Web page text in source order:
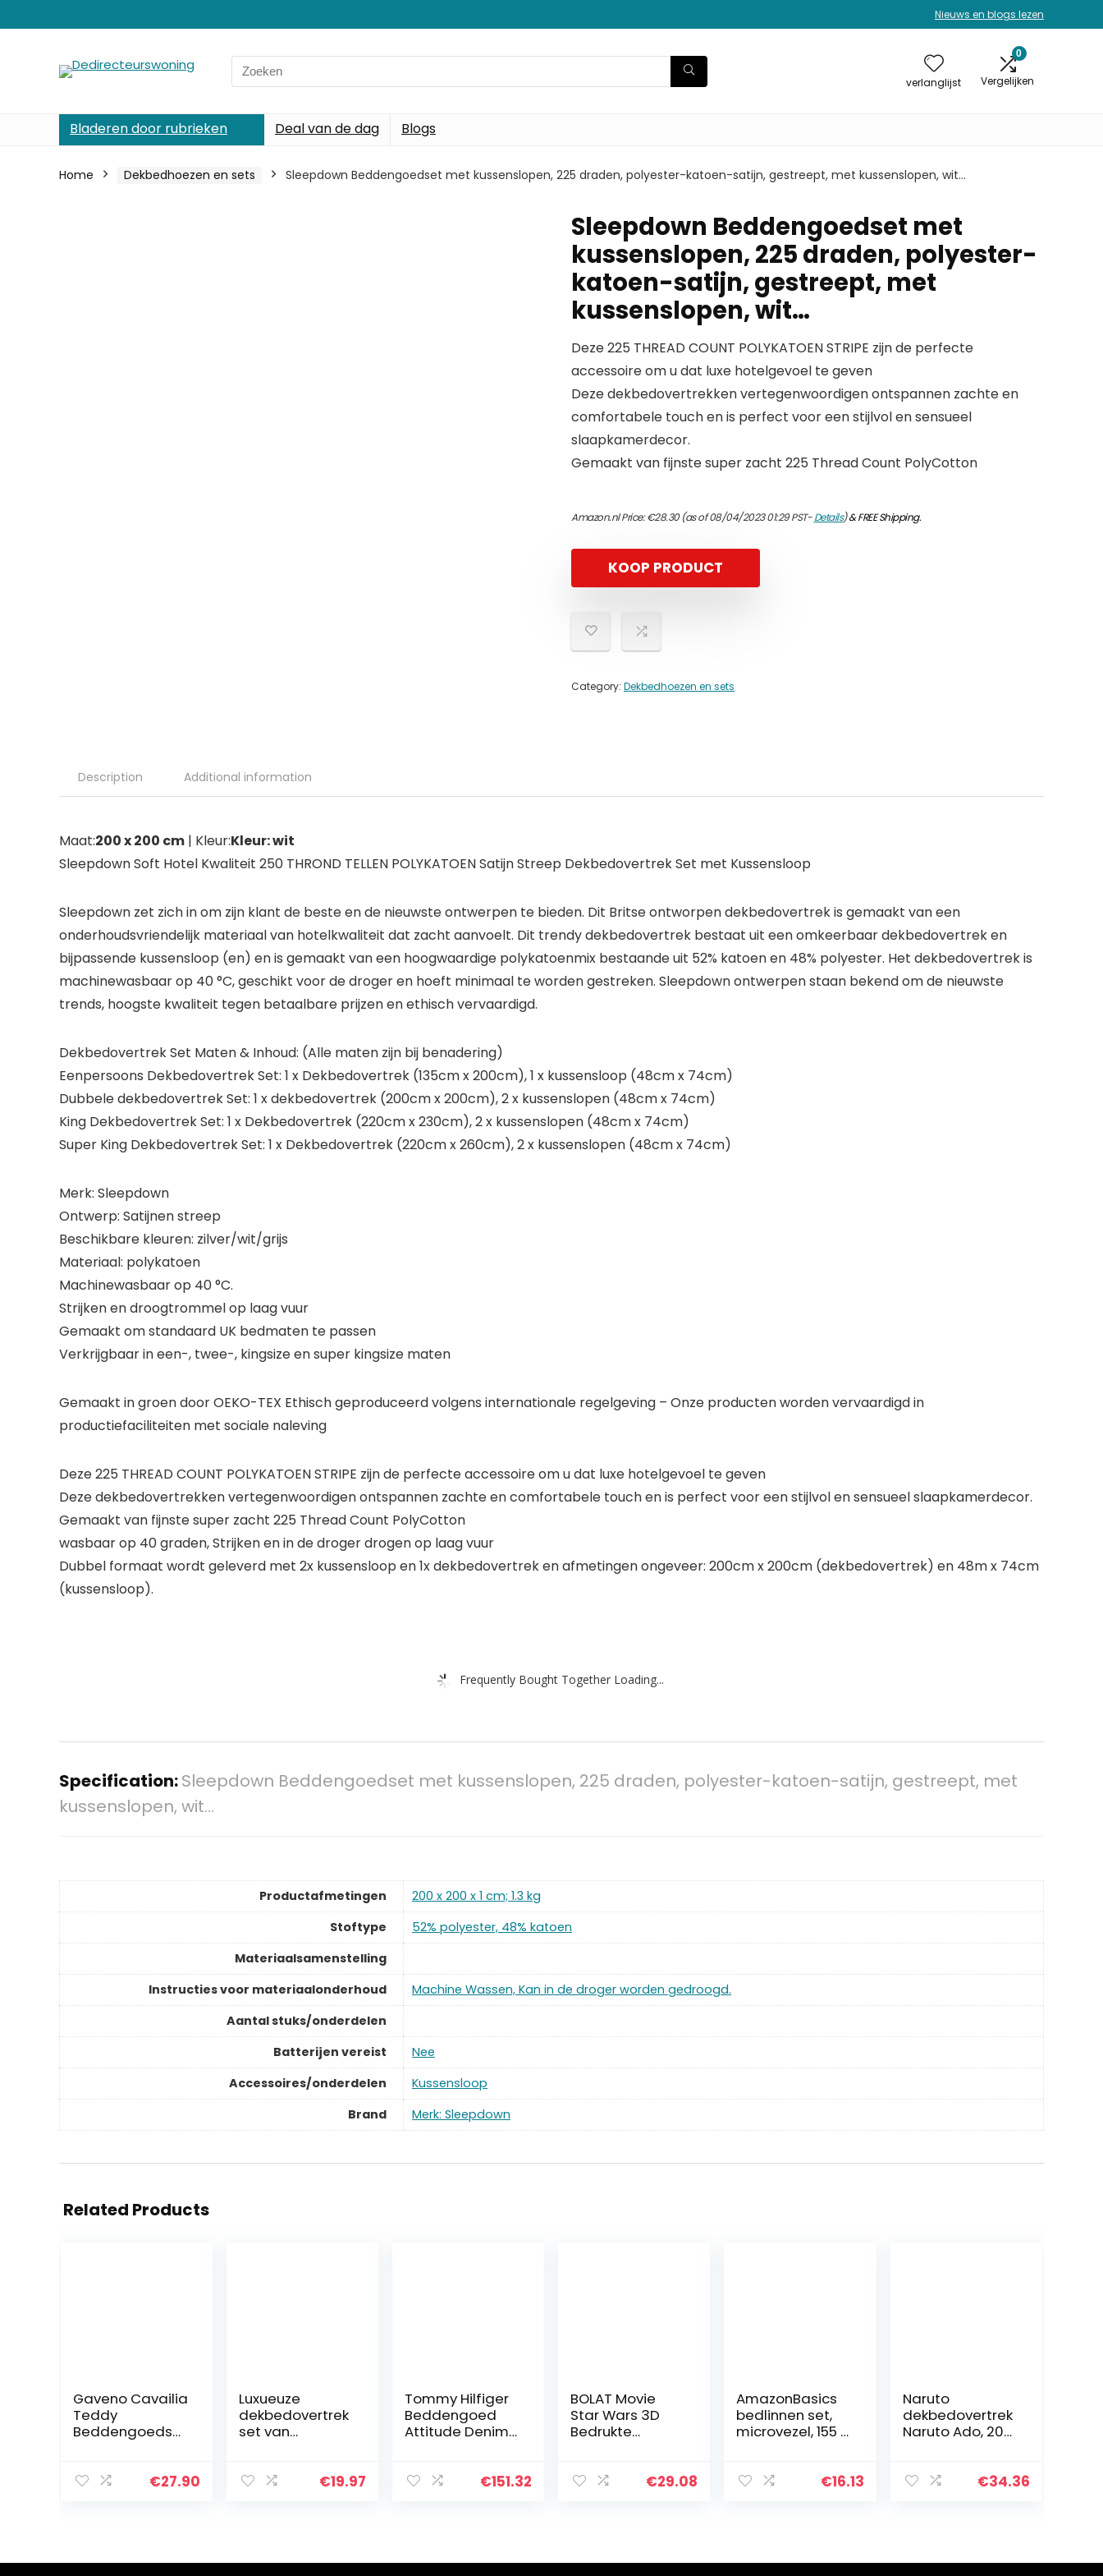
Nieuws en blogs lezen
Search
for:
verlanglijst
0
Vergelijken
Bladeren door rubrieken Deal van de dag Blogs
Home Dekbedhoezen en sets Sleepdown Beddengoedset met kussenslopen, 225 draden, polyester-katoen-satijn, gestreept, met kussenslopen, wit…
Sleepdown Beddengoedset met
kussenslopen, 225 draden, polyester-
katoen-satijn, gestreept, met
kussenslopen, wit…
Deze 225 THREAD COUNT POLYKATOEN STRIPE zijn de perfecte
accessoire om u dat luxe hotelgevoel te geven
Deze dekbedovertrekken vertegenwoordigen ontspannen zachte en
comfortabele touch en is perfect voor een stijlvol en sensueel
slaapkamerdecor.
Gemaakt van fijnste super zacht 225 Thread Count PolyCotton
Amazon.nl Price:€28.30(as of 08/04/2023 01:29 PST-Details)&FREE Shipping.
KOOP PRODUCT
Category: Dekbedhoezen en sets
Description Additional information
Maat:200 x 200 cm | Kleur:Kleur: wit
Sleepdown Soft Hotel Kwaliteit 250 THROND TELLEN POLYKATOEN Satijn Streep Dekbedovertrek Set met Kussensloop
Sleepdown zet zich in om zijn klant de beste en de nieuwste ontwerpen te bieden. Dit Britse ontworpen dekbedovertrek is gemaakt van een
onderhoudsvriendelijk materiaal van hotelkwaliteit dat zacht aanvoelt. Dit trendy dekbedovertrek bestaat uit een omkeerbaar dekbedovertrek en
bijpassende kussensloop (en) en is gemaakt van een hoogwaardige polykatoenmix bestaande uit 52% katoen en 48% polyester. Het dekbedovertrek is
machinewasbaar op 40 °C, geschikt voor de droger en hoeft minimaal te worden gestreken. Sleepdown ontwerpen staan bekend om de nieuwste
trends, hoogste kwaliteit tegen betaalbare prijzen en ethisch vervaardigd.
Dekbedovertrek Set Maten & Inhoud: (Alle maten zijn bij benadering)
Eenpersoons Dekbedovertrek Set: 1 x Dekbedovertrek (135cm x 200cm), 1 x kussensloop (48cm x 74cm)
Dubbele dekbedovertrek Set: 1 x dekbedovertrek (200cm x 200cm), 2 x kussenslopen (48cm x 74cm)
King Dekbedovertrek Set: 1 x Dekbedovertrek (220cm x 230cm), 2 x kussenslopen (48cm x 74cm)
Super King Dekbedovertrek Set: 1 x Dekbedovertrek (220cm x 260cm), 2 x kussenslopen (48cm x 74cm)
Merk: Sleepdown
Ontwerp: Satijnen streep
Beschikbare kleuren: zilver/wit/grijs
Materiaal: polykatoen
Machinewasbaar op 40 °C.
Strijken en droogtrommel op laag vuur
Gemaakt om standaard UK bedmaten te passen
Verkrijgbaar in een-, twee-, kingsize en super kingsize maten
Gemaakt in groen door OEKO-TEX Ethisch geproduceerd volgens internationale regelgeving – Onze producten worden vervaardigd in
productiefaciliteiten met sociale naleving
Deze 225 THREAD COUNT POLYKATOEN STRIPE zijn de perfecte accessoire om u dat luxe hotelgevoel te geven
Deze dekbedovertrekken vertegenwoordigen ontspannen zachte en comfortabele touch en is perfect voor een stijlvol en sensueel slaapkamerdecor.
Gemaakt van fijnste super zacht 225 Thread Count PolyCotton
wasbaar op 40 graden, Strijken en in de droger drogen op laag vuur
Dubbel formaat wordt geleverd met 2x kussensloop en 1x dekbedovertrek en afmetingen ongeveer: 200cm x 200cm (dekbedovertrek) en 48m x 74cm
(kussensloop).
Frequently Bought Together Loading...
Specification:Sleepdown Beddengoedset met kussenslopen, 225 draden, polyester-katoen-satijn, gestreept, met
kussenslopen, wit…
Productafmetingen
‎200 x 200 x 1 cm; 1.3 kg
Stoftype
‎52% polyester, 48% katoen
Materiaalsamenstelling
Instructies voor materiaalonderhoud
‎Machine Wassen, Kan in de droger worden gedroogd.
Aantal stuks/onderdelen
Batterijen vereist
‎Nee
Accessoires/onderdelen
‎Kussensloop
Brand
Merk: Sleepdown
Related Products
Gaveno Cavailia
Teddy
Beddengoedset
pluizig, luxe €27.90
Luxueuze
dekbedovertrek
set van
AmazonBasics –
€19.97
Tommy Hilfiger
Beddengoed
Attitude Denim 1
kussensloop 80
€151.32
BOLAT Movie
Star Wars 3D
Bedrukte
microvezel met
€29.08
AmazonBasics
bedlinnen set,
microvezel, 155 x
eenvoudig
€16.13
Naruto
dekbedovertrek
Naruto Ado, 200
x 63 cm, wit€34.36